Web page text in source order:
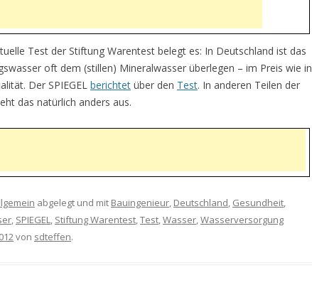
Test der Stiftung Warentest belegt es: In Deutschland ist das
oft dem (stillen) Mineralwasser überlegen – im Preis wie in
Der SPIEGEL berichtet über den Test. In anderen Teilen der
das natürlich anders aus.
abgelegt und mit Bauingenieur, Deutschland, Gesundheit,
, SPIEGEL, Stiftung Warentest,Test,Wasser,Wasserversorgung
von sdteffen.